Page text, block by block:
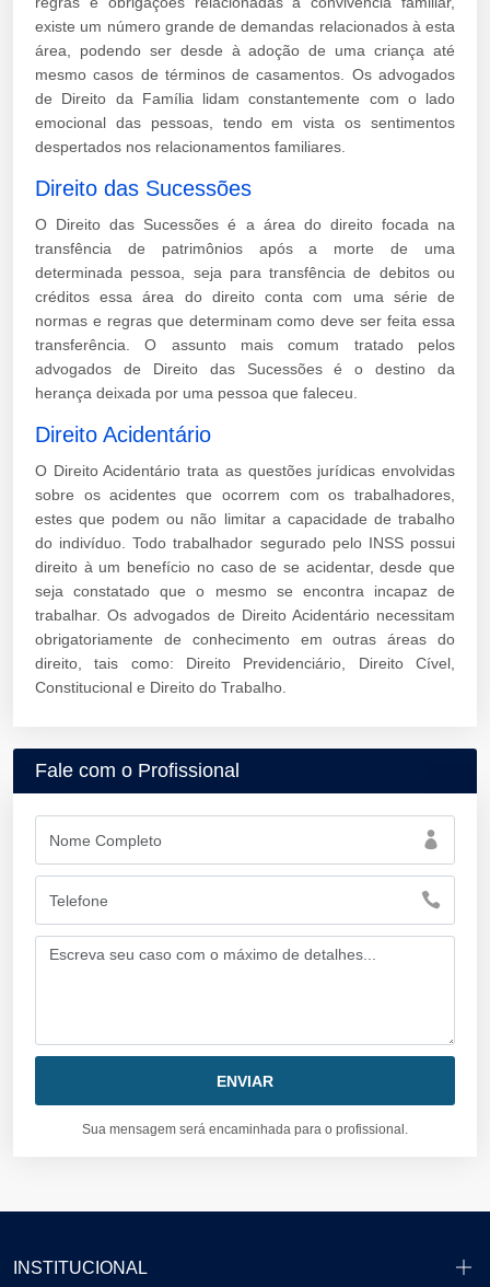
existe um número grande de demandas relacionados à esta
área, podendo ser desde à adoção de uma criança até
mesmo casos de términos de casamentos. Os advogados
de Direito da Família lidam constantemente com o lado
emocional das pessoas, tendo em vista os sentimentos
despertados nos relacionamentos familiares.
Direito das Sucessões
O Direito das Sucessões é a área do direito focada na
transfência de patrimônios após a morte de uma
determinada pessoa, seja para transfência de debitos ou
créditos essa área do direito conta com uma série de
normas e regras que determinam como deve ser feita essa
transferência. O assunto mais comum tratado pelos
advogados de Direito das Sucessões é o destino da
herança deixada por uma pessoa que faleceu.
Direito Acidentário
O Direito Acidentário trata as questões jurídicas envolvidas
sobre os acidentes que ocorrem com os trabalhadores,
estes que podem ou não limitar a capacidade de trabalho
do indivíduo. Todo trabalhador segurado pelo INSS possui
direito à um benefício no caso de se acidentar, desde que
seja constatado que o mesmo se encontra incapaz de
trabalhar. Os advogados de Direito Acidentário necessitam
obrigatoriamente de conhecimento em outras áreas do
direito, tais como: Direito Previdenciário, Direito Cível,
Constitucional e Direito do Trabalho.
Fale com o Profissional
Sua mensagem será encaminhada para o profissional.
INSTITUCIONAL